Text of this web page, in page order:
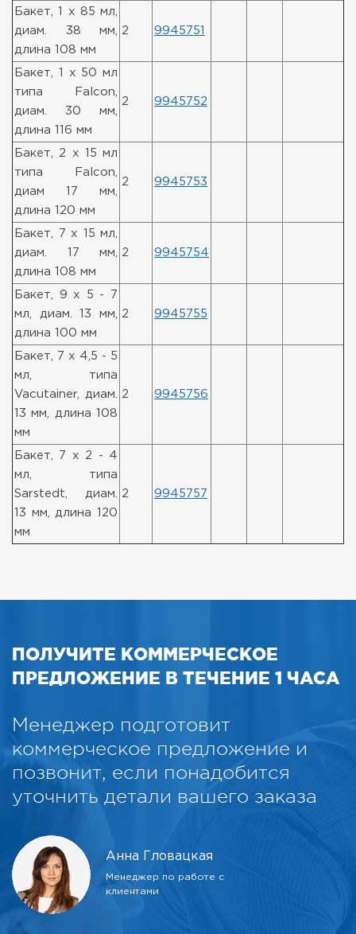
Бакет, 1 x 85 мл,
диам. 38 мм,
длина 108 мм
2 9945751
Бакет, 1 x 50 мл
типа Falcon,
диам. 30 мм,
длина 116 мм
2 9945752
Бакет, 2 x 15 мл
типа Falcon,
диам 17 мм,
длина 120 мм
2 9945753
Бакет, 7 x 15 мл,
диам. 17 мм,
длина 108 мм
2 9945754
Бакет, 9 x 5 - 7
мл, диам. 13 мм,
длина 100 мм
2 9945755
Бакет, 7 x 4,5 - 5
мл, типа
Vacutainer, диам.
13 мм, длина 108
мм
2 9945756
Бакет, 7 x 2 - 4
мл, типа
Sarstedt, диам.
13 мм, длина 120
мм
2 9945757
ПОЛУЧИТЕ КОММЕРЧЕСКОЕ
ПРЕДЛОЖЕНИЕ В ТЕЧЕНИЕ 1 ЧАСА
Менеджер подготовит
коммерческое предложение и
позвонит, если понадобится
уточнить детали вашего заказа
Анна Гловацкая
Менеджер по работе с
клиентами